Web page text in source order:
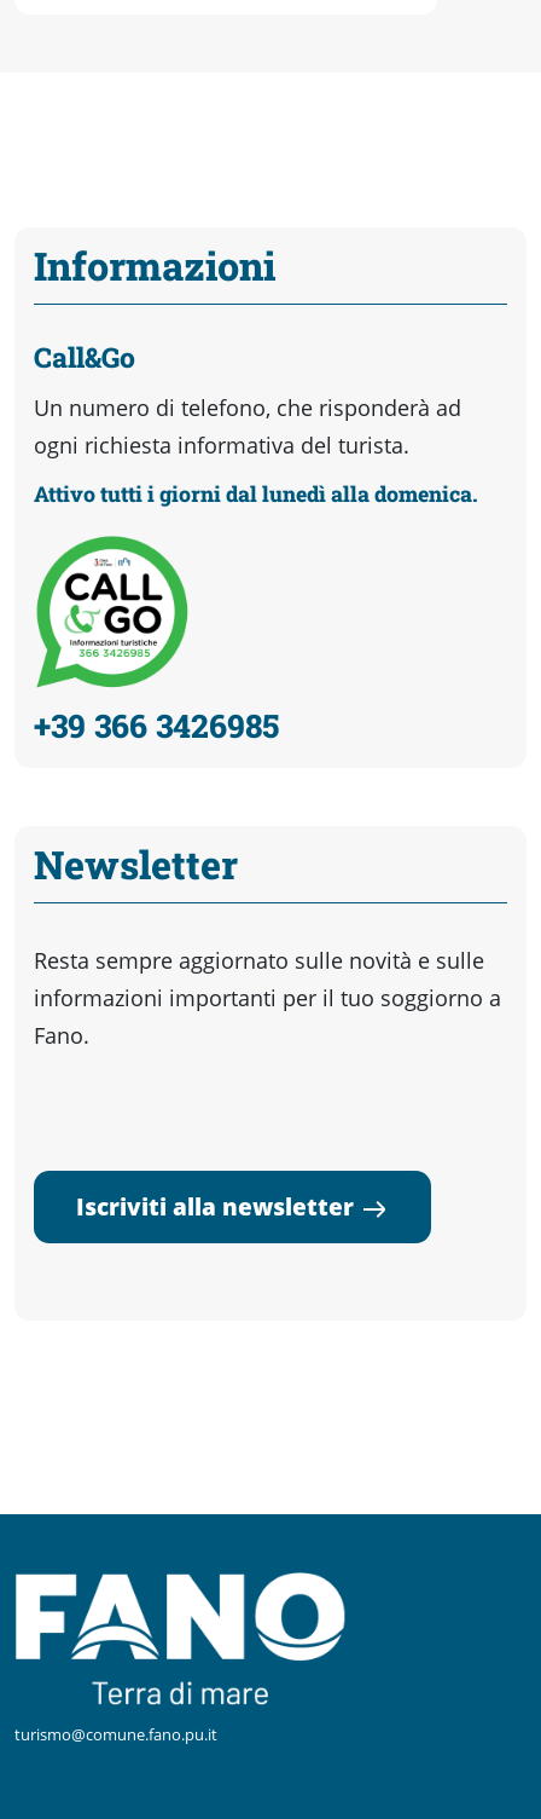
Informazioni
Call&Go
Un numero di telefono, che risponderà ad
ogni richiesta informativa del turista.
Attivo tutti i giorni dal lunedì alla domenica.
+39 366 3426985
Newsletter
Resta sempre aggiornato sulle novità e sulle
informazioni importanti per il tuo soggiorno a
Fano.
Iscriviti alla newsletter
turismo@comune.fano.pu.it